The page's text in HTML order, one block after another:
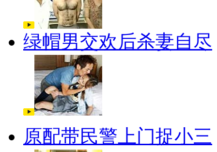
绿帽男交欢后杀妻自尽
原配带民警上门捉小三